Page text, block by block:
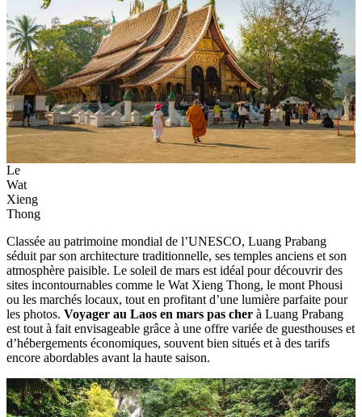
Le
Wat
Xieng
Thong
Classée au patrimoine mondial de l’UNESCO, Luang Prabang
séduit par son architecture traditionnelle, ses temples anciens et son
atmosphère paisible. Le soleil de mars est idéal pour découvrir des
sites incontournables comme le Wat Xieng Thong, le mont Phousi
ou les marchés locaux, tout en profitant d’une lumière parfaite pour
les photos. Voyager au Laos en mars pas cher à Luang Prabang
est tout à fait envisageable grâce à une offre variée de guesthouses et
d’hébergements économiques, souvent bien situés et à des tarifs
encore abordables avant la haute saison.